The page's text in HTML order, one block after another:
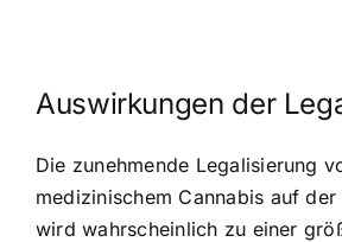
Auswirkungen der
Die zunehmende Legalisierung
medizinischem Cannabis auf
wird wahrscheinlich zu einer